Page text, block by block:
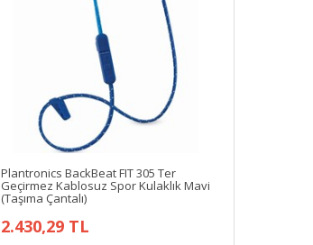
Plantronics BackBeat FIT 305 Ter
Geçirmez Kablosuz Spor Kulaklık Mavi
(Taşıma Çantalı)
2.430,29 TL